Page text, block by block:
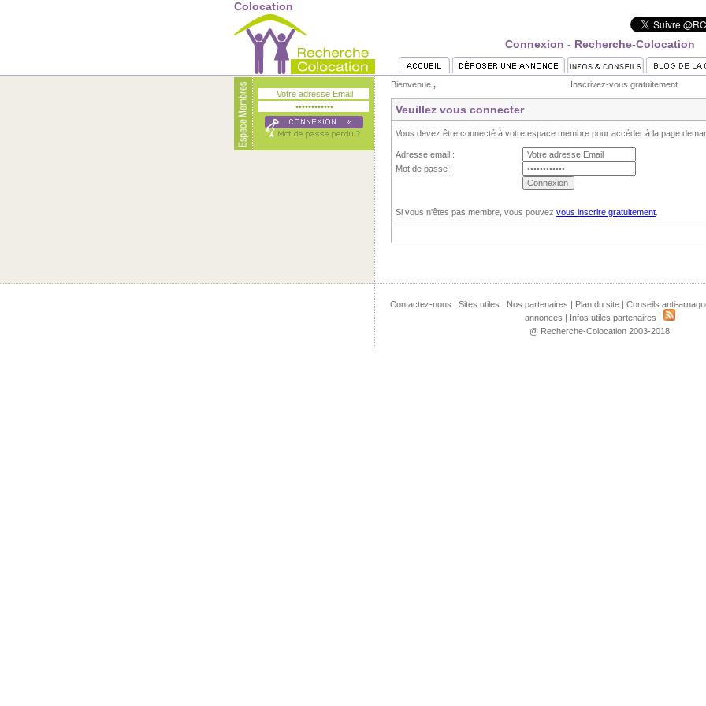
Colocation
Connexion - Recherche-Colocation
Bienvenue , Inscrivez-vous gratuitement
Veuillez vous connecter
Vous devez être connecté à votre espace membre pour accéder à la page
Adresse email :
Mot de passe :
Si vous n'êtes pas membre, vous pouvez vous inscrire gratuitement
Contactez-nous | Sites utiles | Nos partenaires | Plan du site| Conseils anti-
annonces | Infos utiles partenaires |
@ Recherche-Colocation 2003-2018